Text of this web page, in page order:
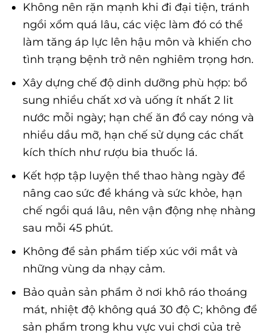
Không nên rặn mạnh khi đi đại tiện, tránh
ngồi xổm quá lâu, các việc làm đó có thể
làm tăng áp lực lên hậu môn và khiến cho
tình trạng bệnh trở nên nghiêm trọng hơn.
Xây dựng chế độ dinh dưỡng phù hợp: bổ
sung nhiều chất xơ và uống ít nhất 2 lit
nước mỗi ngày; hạn chế ăn đồ cay nóng và
nhiều dầu mỡ, hạn chế sử dụng các chất
kích thích như rượu bia thuốc lá.
Kết hợp tập luyện thể thao hàng ngày để
nâng cao sức đề kháng và sức khỏe, hạn
chế ngồi quá lâu, nên vận động nhẹ nhàng
sau mỗi 45 phút.
Không để sản phẩm tiếp xúc với mắt và
những vùng da nhạy cảm.
Bảo quản sản phẩm ở nơi khô ráo thoáng
mát, nhiệt độ không quá 30 độ C; không để
sản phẩm trong khu vực vui chơi của trẻ